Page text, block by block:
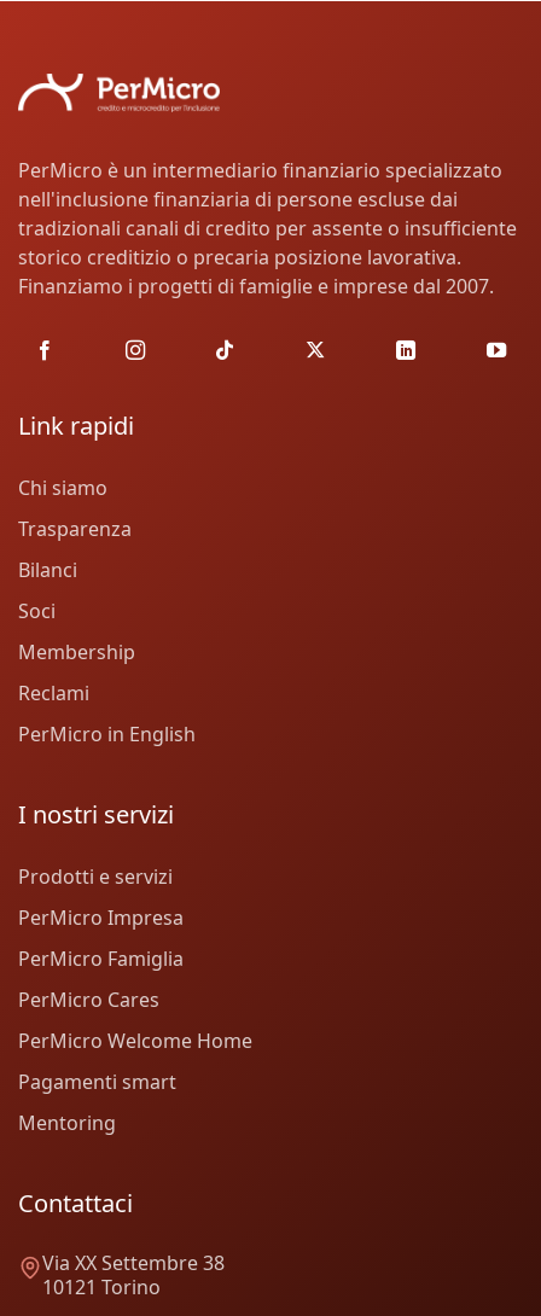
PerMicro è un intermediario finanziario specializzato
nell'inclusione finanziaria di persone escluse dai
tradizionali canali di credito per assente o insufficiente
storico creditizio o precaria posizione lavorativa.
Finanziamo i progetti di famiglie e imprese dal 2007.
Link rapidi
Chi siamo
Trasparenza
Bilanci
Soci
Membership
Reclami
PerMicro in English
I nostri servizi
Prodotti e servizi
PerMicro Impresa
PerMicro Famiglia
PerMicro Cares
PerMicro Welcome Home
Pagamenti smart
Mentoring
Contattaci
Via XX Settembre 38
10121 Torino